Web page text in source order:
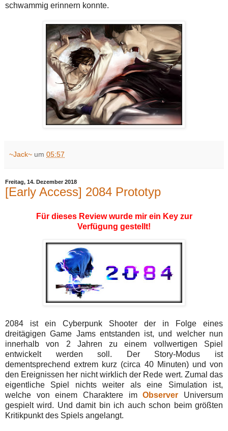
schwammig erinnern konnte.
~Jack~ um 05:57
Freitag, 14. Dezember 2018
[Early Access] 2084 Prototyp
Für dieses Review wurde mir ein Key zur
Verfügung gestellt!
2084 ist ein Cyberpunk Shooter der in Folge eines
dreitägigen Game Jams entstanden ist, und welcher nun
innerhalb von 2 Jahren zu einem vollwertigen Spiel
entwickelt werden soll. Der Story-Modus ist
dementsprechend extrem kurz (circa 40 Minuten) und von
den Ereignissen her nicht wirklich der Rede wert. Zumal das
eigentliche Spiel nichts weiter als eine Simulation ist,
welche von einem Charaktere imObserver Universum
gespielt wird. Und damit bin ich auch schon beim größten
Kritikpunkt des Spiels angelangt.